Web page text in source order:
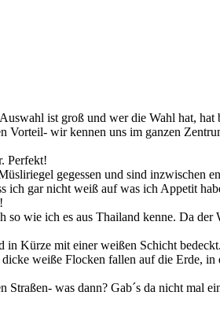
ist groß und wer die Wahl hat,
Vorteil- wir kennen uns im ganzen
Perfekt!
gegessen und sind inzwischen
ich gar nicht weiß auf was ich Appetit
so wie ich es aus Thailand kenne. Da
Kürze mit einer weißen Schicht
weiße Flocken fallen auf die Erde,
was dann? Gab´s da nicht mal